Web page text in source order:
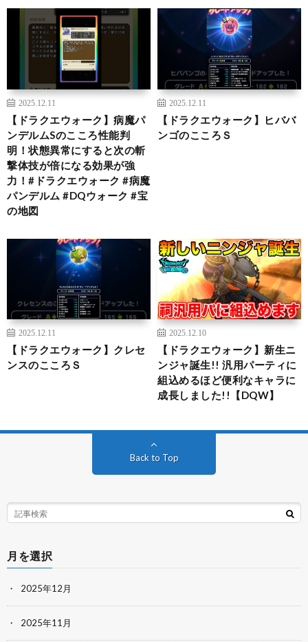
2025.12.11
【ドラクエウォーク】病魔パ
ンデルムSのこころ性能判
明！状態異常にすると次の斬
撃体技が倍になる効果が強
力！#ドラクエウォーク #病魔
パンデルム #DQウォーク #宝
の地図
2025.12.11
【ドラクエウォーク】ヒババ
ンゴのこころＳ
2025.12.11
【ドラクエウォーク】クレセ
ンスのこころＳ
2025.12.10
【ドラクエウォーク】新生ニ
ンジャ誕生!! 汎用パーティに
組込めるほど便利なキャラに
成長しました!!【DQW】
Back to Top
月を選択
2025年12月
2025年11月